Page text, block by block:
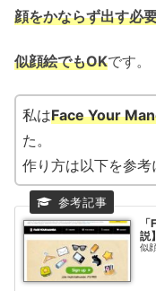
顔をかならず出す必
似顔絵でもOKです。
私はFace Your
た。
作り方は以下を参考
説】
似